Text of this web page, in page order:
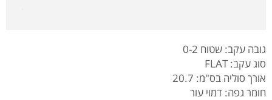
גובה עקב: שטוח 0-2
סוג עקב: FLAT
אורך סוליה בס"מ: 20.7
חומר גפה: דמוי עור